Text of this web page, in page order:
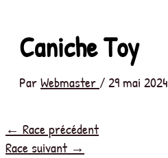
Caniche Toy
ParWebmaster /29 mai 2024
← Race précédent
Race suivant →